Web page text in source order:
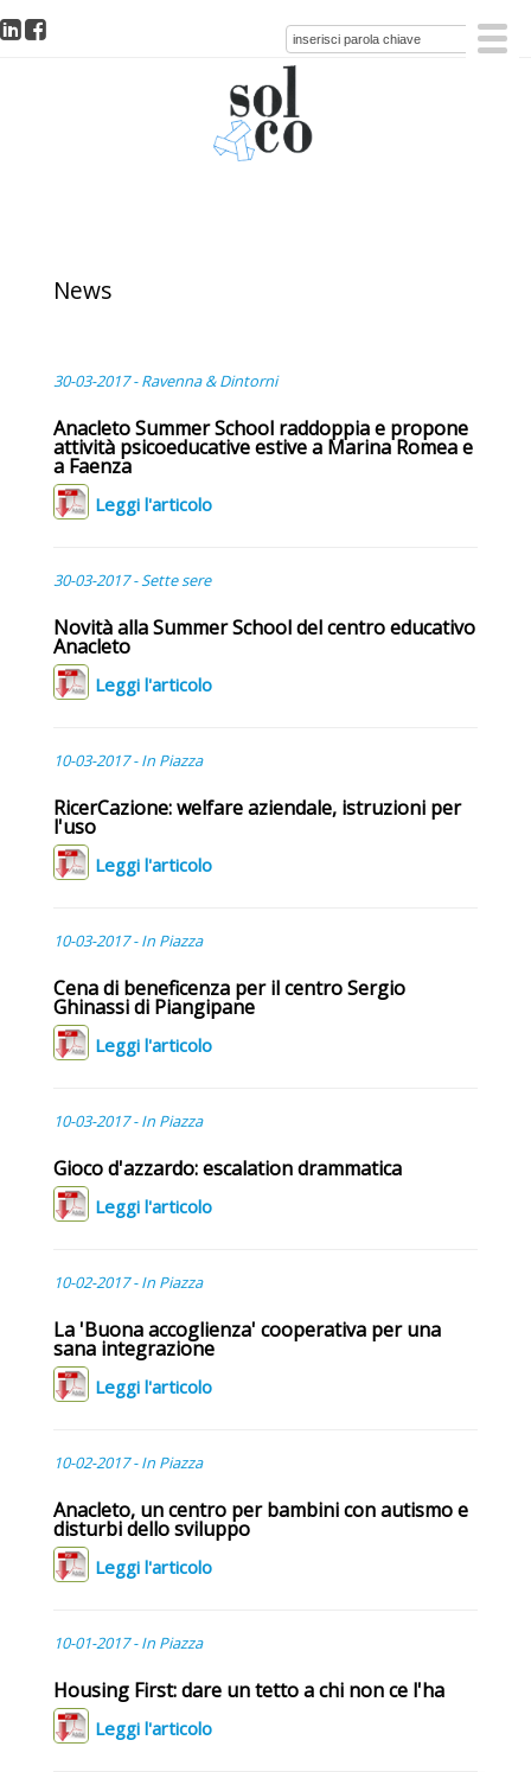
News
30-03-2017 - Ravenna & Dintorni
Anacleto Summer School raddoppia e propone
attività psicoeducative estive a Marina Romea e
a Faenza
Leggi l'articolo
30-03-2017 - Sette sere
Novità alla Summer School del centro educativo
Anacleto
Leggi l'articolo
10-03-2017 - In Piazza
RicerCazione: welfare aziendale, istruzioni per
l'uso
Leggi l'articolo
10-03-2017 - In Piazza
Cena di beneficenza per il centro Sergio
Ghinassi di Piangipane
Leggi l'articolo
10-03-2017 - In Piazza
Gioco d'azzardo: escalation drammatica
Leggi l'articolo
10-02-2017 - In Piazza
La 'Buona accoglienza' cooperativa per una
sana integrazione
Leggi l'articolo
10-02-2017 - In Piazza
Anacleto, un centro per bambini con autismo e
disturbi dello sviluppo
Leggi l'articolo
10-01-2017 - In Piazza
Housing First: dare un tetto a chi non ce l'ha
Leggi l'articolo